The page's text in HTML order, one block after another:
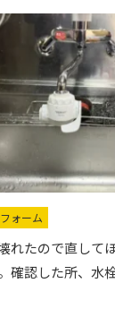
ォーム
れたので直して
確認した所、水